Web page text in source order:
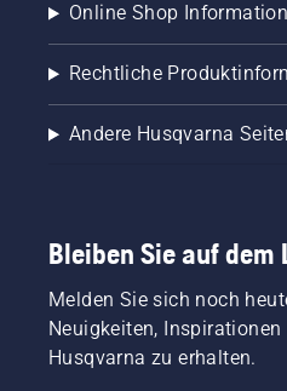
Online Shop
Rechtliche
Andere Husqvarna
Bleiben Sie auf dem
Melden Sie sich noch
Neuigkeiten,
Husqvarna zu erhalten.